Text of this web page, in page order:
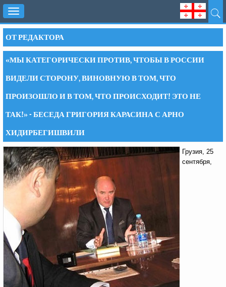
Toggle
navigation
ОТ РЕДАКТОРА
«МЫ КАТЕГОРИЧЕСКИ ПРОТИВ, ЧТОБЫ В РОССИИ
ВИДЕЛИ СТОРОНУ, ВИНОВНУЮ В ТОМ, ЧТО
ПРОИЗОШЛО И В ТОМ, ЧТО ПРОИСХОДИТ! ЭТО НЕ
ТАК!» - БЕСЕДА ГРИГОРИЯ КАРАСИНА С АРНО
ХИДИРБЕГИШВИЛИ
Грузия, 25
сентября,